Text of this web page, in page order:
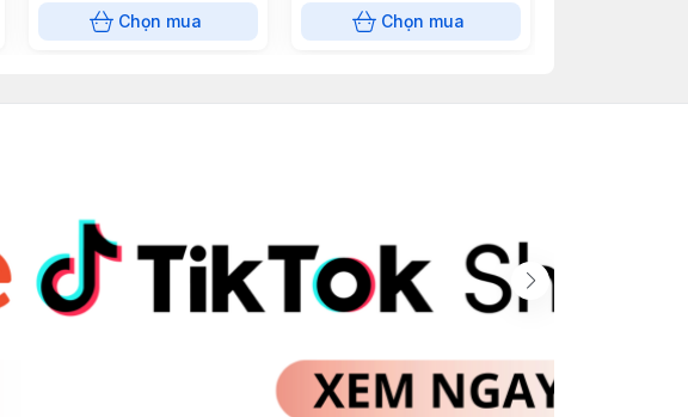
thùng)
Chọn mua
5 cái/ thùng)
Chọn mua